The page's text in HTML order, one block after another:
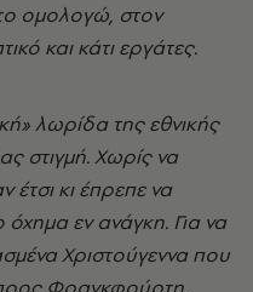
ομολογώ, στον
και κάτι εργάτες.
λωρίδα της εθνικής
στιγμή. Χωρίς να
έτσι κι έπρεπε να
εν ανάγκη. Για να
Χριστούγεννα που